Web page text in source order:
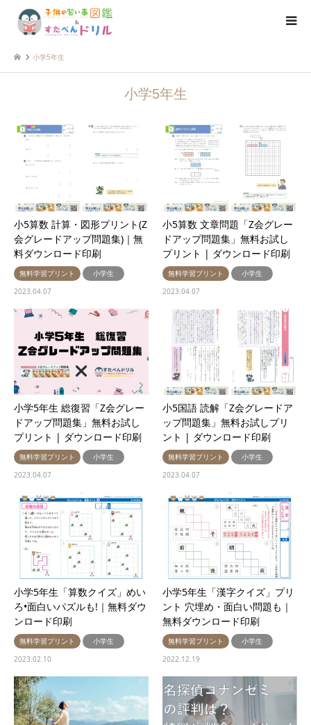
小学5年生
小学5年生
小5算数 計算・図形プリント(Z
会グレードアップ問題集)｜無
料ダウンロード印刷
無料学習プリント
小学生
2023.04.07
小5算数 文章問題「Z会グレー
ドアップ問題集」無料お試し
プリント | ダウンロード印刷
無料学習プリント
小学生
2023.04.07
小学5年生 総復習「Z会グレー
ドアップ問題集」無料お試し
プリント | ダウンロード印刷
無料学習プリント
小学生
2023.04.07
小5国語 読解「Z会グレードア
ップ問題集」無料お試しプリ
ント | ダウンロード印刷
無料学習プリント
小学生
2023.04.07
小学5年生「算数クイズ」めい
ろ•面白いパズルも!｜無料ダウ
ンロード印刷
無料学習プリント
小学生
2023.02.10
小学5年生「漢字クイズ」プリ
ント 穴埋め・面白い問題も｜
無料ダウンロード印刷
無料学習プリント
小学生
2022.12.19